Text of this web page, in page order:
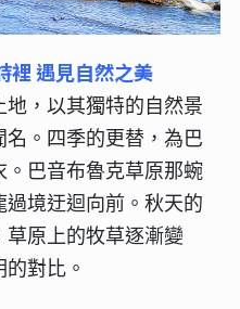
裡 遇見自然之美
，以其獨特的自然景
。四季的更替，為巴
巴音布魯克草原那蜿
境迂迴向前。秋天的
草原上的牧草逐漸變
對比。